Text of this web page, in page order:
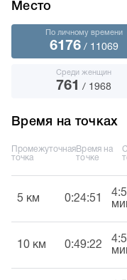
Место
По личному времени
6176/ 11069
Среди женщин
761 / 1968
Время на точках
Промежуточная
точка
Время на
точке
5 км 0:24:51
10 км 0:49:22